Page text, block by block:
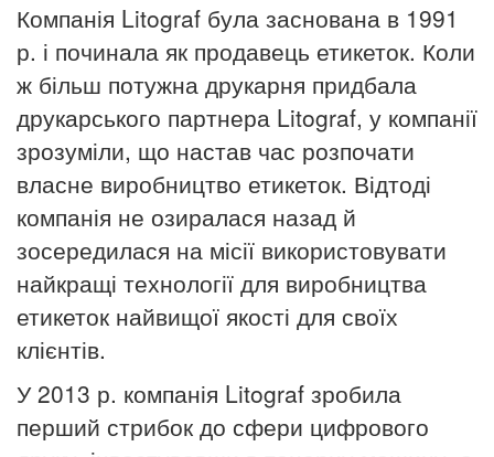
Компанія Litograf була заснована в 1991
р. і починала як продавець етикеток. Коли
ж більш потужна друкарня придбала
друкарського партнера Litograf, у компанії
зрозуміли, що настав час розпочати
власне виробництво етикеток. Відтоді
компанія не озиралася назад й
зосередилася на місії використовувати
найкращі технології для виробництва
етикеток найвищої якості для своїх
клієнтів.
У 2013 р. компанія Litograf зробила
перший стрибок до сфери цифрового